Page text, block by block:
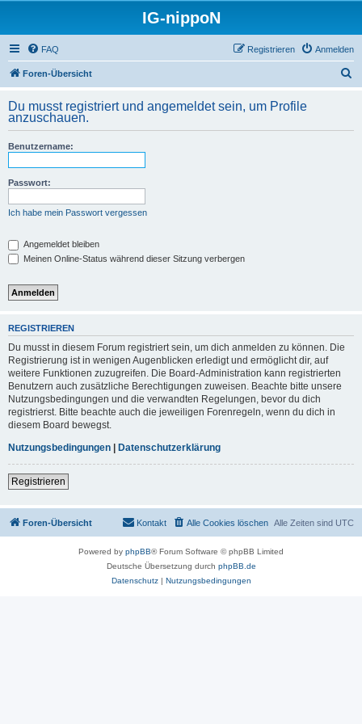
IG-nippoN
FAQ Anmelden
Registrieren
Foren-Übersicht
h
Du musst registriert und angemeldet sein, um Profile
anzuschauen.
Benutzername:
Passwort:
Ich habe mein Passwort vergessen
Angemeldet bleiben
Meinen Online-Status während dieser Sitzung verbergen
REGISTRIEREN
Du musst in diesem Forum registriert sein, um dich anmelden zu können. Die
Registrierung ist in wenigen Augenblicken erledigt und ermöglicht dir, auf
weitere Funktionen zuzugreifen. Die Board-Administration kann registrierten
Benutzern auch zusätzliche Berechtigungen zuweisen. Beachte bitte unsere
Nutzungsbedingungen und die verwandten Regelungen, bevor du dich
registrierst. Bitte beachte auch die jeweiligen Forenregeln, wenn du dich in
diesem Board bewegst.
Nutzungsbedingungen | Datenschutzerklärung
Registrieren
Foren-Übersicht Alle Zeiten sind UTC
Alle Cookies löschen
Kontakt
Powered by phpBB® Forum Software © phpBB Limited
Deutsche Übersetzung durch phpBB.de
Datenschutz| Nutzungsbedingungen